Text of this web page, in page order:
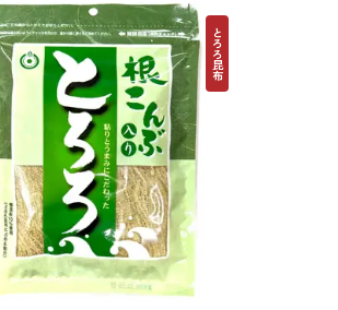
とろろ昆布